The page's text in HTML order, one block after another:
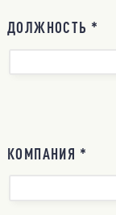
ДОЛЖНОСТЬ *
КОМПАНИЯ *